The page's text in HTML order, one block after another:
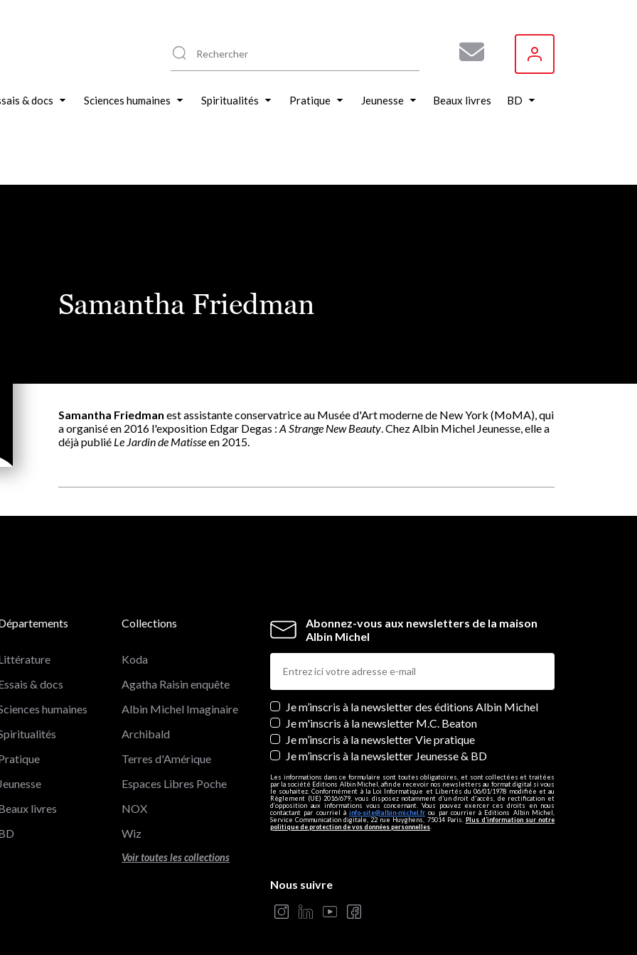
& docs Sciences humaines Spiritualités Pratique Jeunesse Beaux livres BD
Samantha Friedman
Samantha Friedman est assistante conservatrice au Musée d'Art moderne de New York (MoMA), qui
a organisé en 2016 l'exposition Edgar Degas : A Strange New Beauty. Chez Albin Michel Jeunesse, elle a
déjà publié Le Jardin de Matisseen 2015.
Abonnez-vous aux newsletters de la maison
Albin Michel
Newsletters
Je m’inscris à la newsletter des éditions Albin Michel
Je m'inscris à la newsletter M.C. Beaton
Je m’inscris à la newsletter Vie pratique
Je m’inscris à la newsletter Jeunesse & BD
Les informations dans ce formulaire sont toutes obligatoires, et sont collectées et traitées
par la société Editions Albin Michel, afin de recevoir nos newsletters au format digital si vous
le souhaitez. Conformément à la Loi Informatique et Libertés du 06/01/1978 modifiée et au
Règlement (UE) 2016/679, vous disposez notamment d'un droit d'accès, de rectification et
d’opposition aux informations vous concernant. Vous pouvez exercer ces droits en nous
contactant par courriel àinfo-site@albin-michel.fr ou par courrier à Editions Albin Michel,
Service Communication digitale, 22 rue Huyghens, 75014 Paris. Plus d’information sur notre
politique de protection de vos données personnelles
& docs
humaines
Jeunesse
livres
Collections
Koda
Agatha Raisin enquête
Albin Michel Imaginaire
Archibald
Terres d'Amérique
Espaces Libres Poche
NOX
Wiz
Voir toutes les collections
Nous suivre